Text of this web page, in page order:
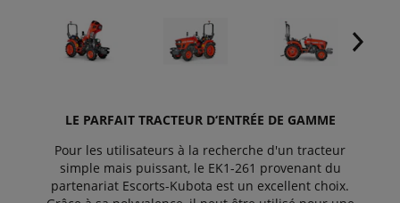
LE PARFAIT TRACTEUR D‘ENTRÉE DE GAMME
Pour les utilisateurs à la recherche d'un tracteur
simple mais puissant, le EK1-261 provenant du
partenariat Escorts-Kubota est un excellent choix.